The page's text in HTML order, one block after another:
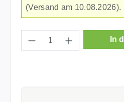
(Versand am 10.08.2026).
Produkt Anzahl: In